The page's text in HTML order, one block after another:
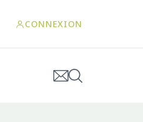
CONNEXION